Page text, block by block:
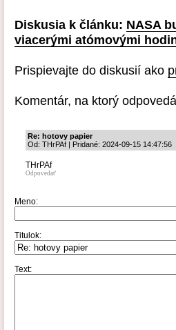
Diskusia k článku: NASA
viacerými atómovými
Prispievajte do diskusií ako
Komentár, na ktorý
Re: hotovy papier
Od: THrPAf | Pridané: 2024-09-15 14:47:56
THrPAf
Odpovedať
Meno:
Titulok:
Text: